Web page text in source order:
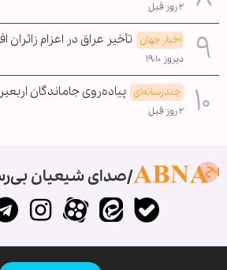
۲ روز قبل
اخبار جهان تأخیر عراق در اعزام زائران
دیروز ۱۹:۱۰
چندرسانه‌ای پیاده‌روی جاماندگان
۲ روز قبل
صدای شیعیان